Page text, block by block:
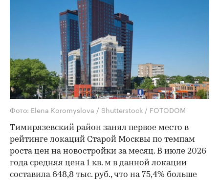
Фото: Elena Koromyslova / Shutterstock / FOTODOM
Тимирязевский район занял первое место в
рейтинге локаций Старой Москвы по темпам
роста цен на новостройки за месяц. В июле 2026
года средняя цена 1 кв. м в данной локации
составила 648,8 тыс. руб., что на 75,4% больше